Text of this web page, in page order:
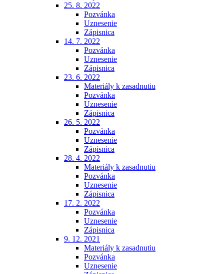
25. 8. 2022
Pozvánka
Uznesenie
Zápisnica
14. 7. 2022
Pozvánka
Uznesenie
Zápisnica
23. 6. 2022
Materiály k zasadnutiu
Pozvánka
Uznesenie
Zápisnica
26. 5. 2022
Pozvánka
Uznesenie
Zápisnica
28. 4. 2022
Materiály k zasadnutiu
Pozvánka
Uznesenie
Zápisnica
17. 2. 2022
Pozvánka
Uznesenie
Zápisnica
9. 12. 2021
Materiály k zasadnutiu
Pozvánka
Uznesenie